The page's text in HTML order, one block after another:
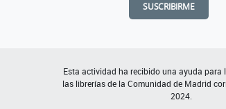
SUSCRIBIRME
Esta actividad ha recibido una ayuda para
las librerías de la Comunidad de Madrid
2024.